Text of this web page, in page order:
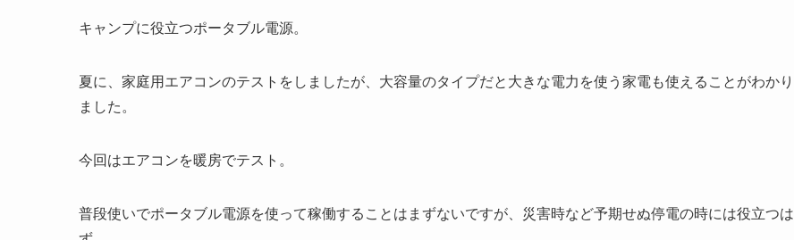
キャンプに役立つポータブル電源。
夏に、家庭用エアコンのテストをしましたが、大容量のタイプだと大きな電力を使う家電も使えることがわかり
ました。
今回はエアコンを暖房でテスト。
普段使いでポータブル電源を使って稼働することはまずないですが、災害時など予期せぬ停電の時には役立つは